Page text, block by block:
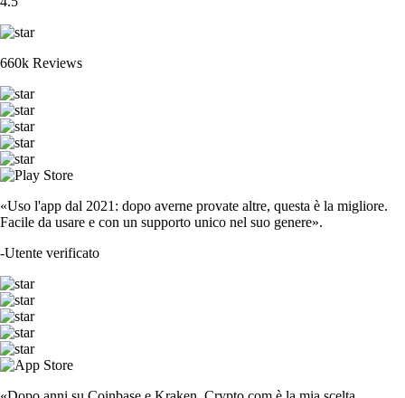
660k Reviews
«Uso l'app dal 2021: dopo averne provate altre, questa è la migliore.
Facile da usare e con un supporto unico nel suo genere».
-Utente verificato